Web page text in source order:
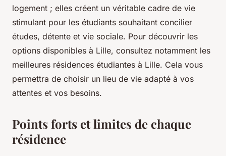
logement ; elles créent un véritable cadre de vie
stimulant pour les étudiants souhaitant concilier
études, détente et vie sociale. Pour découvrir les
options disponibles à Lille, consultez notamment les
meilleures résidences étudiantes à Lille. Cela vous
permettra de choisir un lieu de vie adapté à vos
attentes et vos besoins.
Points forts et limites de chaque
résidence